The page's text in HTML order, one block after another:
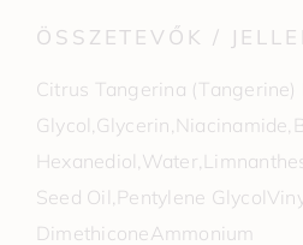
ÖSSZETEVŐK /
Citrus Tangerina
Seed Oil,Pentylene
DimethiconeAmmonium